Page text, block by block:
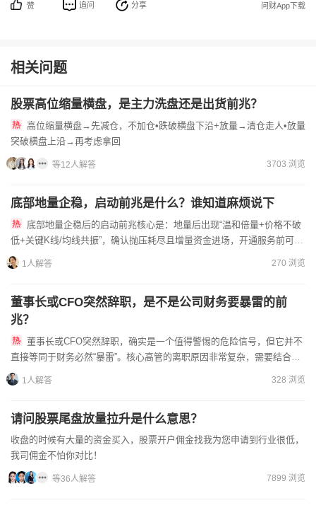
赞 追问 分享 问财App下载
相关问题
股票高位缩量横盘，是主力洗盘还是出货前兆？
突破横盘上沿→再考虑拿回
等12人解答 3703 浏览
底部地量企稳，启动前兆是什么？谁知道麻烦说下
低+关键K线/均线共振”‌，确认抛压耗尽且增量资金进场，开通服务前可以
提前联系线上客户经理办理，获得市场上第一手研报、市...
1人解答 270 浏览
董事长或CFO突然辞职，是不是公司财务要暴雷的前
兆？
直接等同于财务必然“暴雷”。核心高管的离职原因非常复杂，需要结合具
体情况分析。根据近年案例，可以将原因归为“危险信号”与“...
1人解答 328 浏览
请问股票尾盘放量拉升是什么意思？
收盘的时候有大量的资金买入，股票开户佣金找我为您申请到行业很低，
我司佣金不怕你对比！
等36人解答 7899 浏览